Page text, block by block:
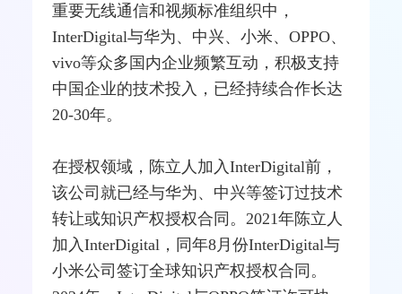
重要无线通信和视频标准组织中，
InterDigital与华为、 中兴、小米、OPPO、
vivo等众多国内企业频繁互动，积极支持
中国企业的技术投入，已经持续合作长达
20-30年。
在授权领域，陈立人加入InterDigital前，
该公司就已经与华为、中兴等签订过技术
转让或知识产权授权合同。2021年陈立人
加入InterDigital，同年8月份InterDigital与
小米公司签订全球知识产权授权合同。